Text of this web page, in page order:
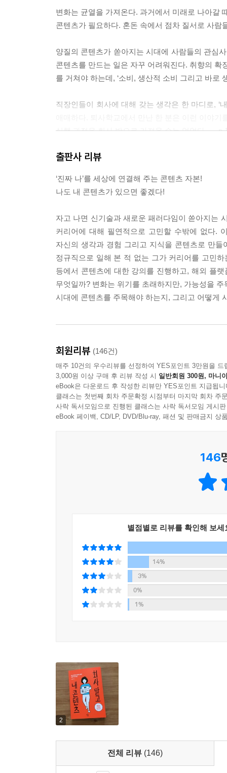
변화는 균열을 가져온다. 과거에서 미래로 나아갈
콘텐츠가 필요하다. 혼돈 속에서 점차 질서로 사
양질의 콘텐츠가 쏟아지는 시대에 사람들의 관심
콘텐츠를 만드는 일은 자꾸 어려워진다. 취향의
를 거쳐야 하는데, ‘소비, 생산적 소비 그리고 바로
직장인들이 회사에 대해 갖는 생각은 한 마디로, ‘
실행 과정을 회사 밖으로 가져올 수는 없었다. ---
좋은 소식은 대다수 사람들이 콘텐츠 무자본으로
그렇게 받아 적기만 하면서 내 생각이 평범해지는
세상은 나에게 외주 일을 주지 않았다. 내 경력은
기서부터 내 콘텐츠가 시작됐다. 남의 생각에 시중
직장인으로만 살아가는 것은 회사와 일대일 대응
이다. 미국에서는 이런 흐름이 본격화되어 ‘긱 이
꼰대들이 이렇게 수난을 겪는 데는 이유가 있다. ‘
능력의 부재 등 여러 특징을 꼽을 수 있겠다. 내가
--- p.259
출판사 리뷰
‘진짜 나’를 세상에 연결해 주는 콘텐츠 자본!
나도 내 콘텐츠가 있으면 좋겠다!
자고 나면 신기술과 새로운 패러다임이 쏟아지는
커리어에 대해 필연적으로 고민할 수밖에 없다.
자신의 생각과 경험 그리고 지식을 콘텐츠로 만들
정규직으로 일해 본 적 없는 그가 커리어를 고민
등에서 콘텐츠에 대한 강의를 진행하고, 해외 플
무엇일까? 변화는 위기를 초래하지만, 가능성을
시대에 콘텐츠를 주목해야 하는지, 그리고 어떻게
회원리뷰 (146건)
매주 10건의 우수리뷰를 선정하여 YES포인트 3만원을 드
3,000원 이상 구매 후 리뷰 작성 시 일반회원 300원, 마니
eBook은 다운로드 후 작성한 리뷰만 YES포인트 지급됩니
클래스는 첫번째 회차 주문확정 시점부터 마지막 회차 주
사락 독서모임으로 진행된 클래스는 사락 독서모임 게시
eBook 페이백, CD/LP, DVD/Blu-ray, 패션 및 판매금지 상
146
별점별로 리뷰를 확인해 보세
14%
3%
0%
1%
2
전체 리뷰 (146)